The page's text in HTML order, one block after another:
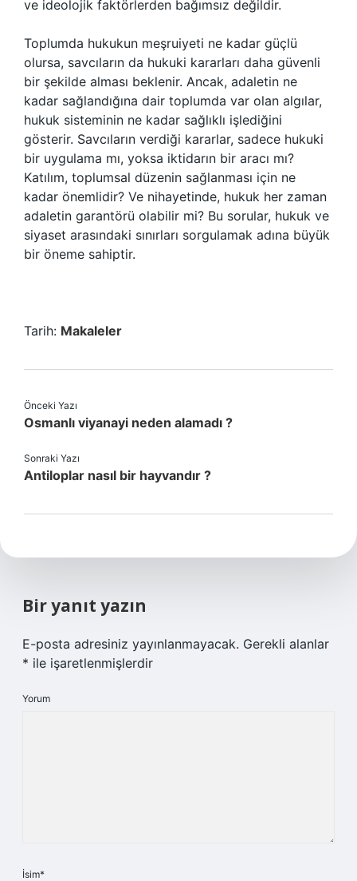
ve ideolojik faktörlerden bağımsız değildir.
Toplumda hukukun meşruiyeti ne kadar güçlü
olursa, savcıların da hukuki kararları daha güvenli
bir şekilde alması beklenir. Ancak, adaletin ne
kadar sağlandığına dair toplumda var olan algılar,
hukuk sisteminin ne kadar sağlıklı işlediğini
gösterir. Savcıların verdiği kararlar, sadece hukuki
bir uygulama mı, yoksa iktidarın bir aracı mı?
Katılım, toplumsal düzenin sağlanması için ne
kadar önemlidir? Ve nihayetinde, hukuk her zaman
adaletin garantörü olabilir mi? Bu sorular, hukuk ve
siyaset arasındaki sınırları sorgulamak adına büyük
bir öneme sahiptir.
Tarih: Makaleler
Önceki Yazı
Osmanlı viyanayi neden alamadı ?
Sonraki Yazı
Antiloplar nasıl bir hayvandır ?
Bir yanıt yazın
E-posta adresiniz yayınlanmayacak. Gerekli alanlar
* ile işaretlenmişlerdir
Yorum
İsim*